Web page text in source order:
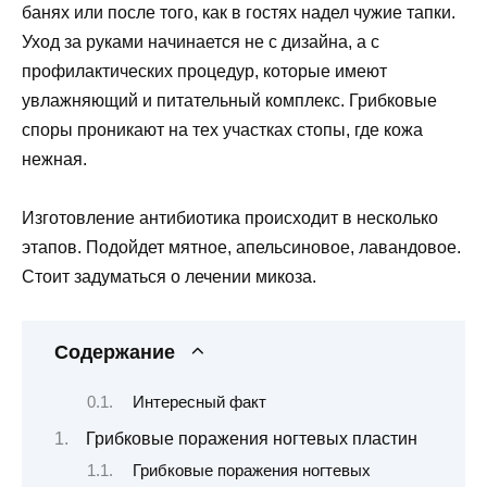
банях или после того, как в гостях надел чужие тапки.
Уход за руками начинается не с дизайна, а с
профилактических процедур, которые имеют
увлажняющий и питательный комплекс. Грибковые
споры проникают на тех участках стопы, где кожа
нежная.
Изготовление антибиотика происходит в несколько
этапов. Подойдет мятное, апельсиновое, лавандовое.
Стоит задуматься о лечении микоза.
Содержание
Интересный факт
Грибковые поражения ногтевых пластин
Грибковые поражения ногтевых